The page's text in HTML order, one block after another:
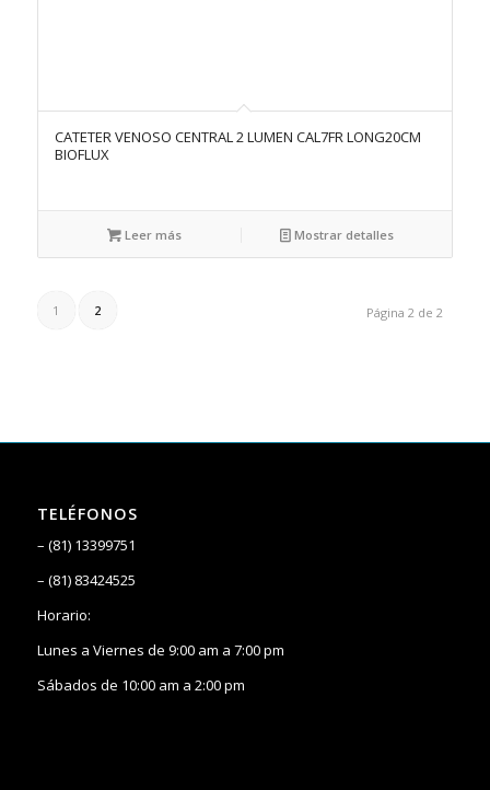
CATETER VENOSO CENTRAL 2 LUMEN CAL7FR LONG20CM
BIOFLUX
Leer más Mostrar detalles
Página 2 de 2
1 2
TELÉFONOS
– (81) 13399751
– (81) 83424525
Horario:
Lunes a Viernes de 9:00 am a 7:00 pm
Sábados de 10:00 am a 2:00 pm